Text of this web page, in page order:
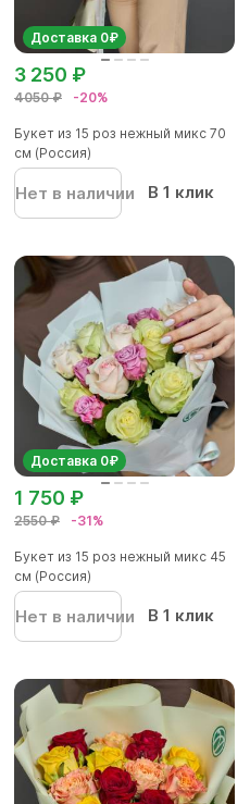
Доставка 0₽
4050 ₽ -20%
3 250 ₽
Букет из 15 роз нежный микс 70
см (Россия)
Нет в наличии В 1 клик
Доставка 0₽
2550 ₽ -31%
1 750 ₽
Букет из 15 роз нежный микс 45
см (Россия)
Нет в наличии В 1 клик